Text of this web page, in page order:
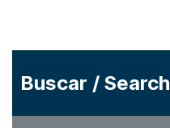
Buscar / Search